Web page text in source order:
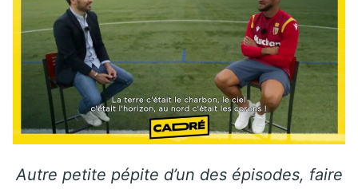
Autre petite pépite d’un des épisodes, faire